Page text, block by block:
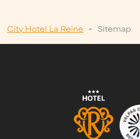
City Hotel La Reine > Sitemap